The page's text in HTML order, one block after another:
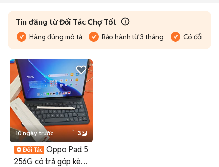
Tin đăng từ Đối Tác Chợ Tốt
Hàng đúng mô tả Bảo hành từ 3 tháng Có đổi trả
10 ngày trước 3
Oppo Pad 5
256G có trả góp kèm